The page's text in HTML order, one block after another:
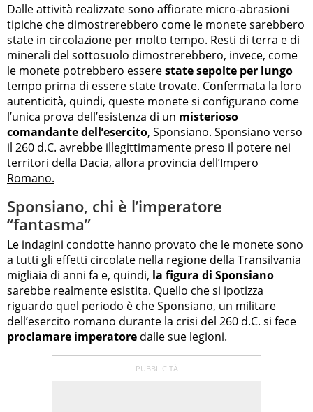
Dalle attività realizzate sono affiorate micro-abrasioni
tipiche che dimostrerebbero come le monete sarebbero
state in circolazione per molto tempo. Resti di terra e di
minerali del sottosuolo dimostrerebbero, invece, come
le monete potrebbero esserestate sepolte per lungo
tempo prima di essere state trovate. Confermata la loro
autenticità, quindi, queste monete si configurano come
l’unica prova dell’esistenza di un misterioso
comandante dell’esercito, Sponsiano. Sponsiano verso
il 260 d.C. avrebbe illegittimamente preso il potere nei
territori della Dacia, allora provincia dell’Impero
Romano.
Sponsiano, chi è l’imperatore
“fantasma”
Le indagini condotte hanno provato che le monete sono
a tutti gli effetti circolate nella regione della Transilvania
migliaia di anni fa e, quindi, la figura di Sponsiano
sarebbe realmente esistita. Quello che si ipotizza
riguardo quel periodo è che Sponsiano, un militare
dell’esercito romano durante la crisi del 260 d.C. si fece
proclamare imperatore dalle sue legioni.